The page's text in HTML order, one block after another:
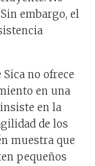
embargo, el
no ofrece
en una
en la
de los
muestra que
pequeños